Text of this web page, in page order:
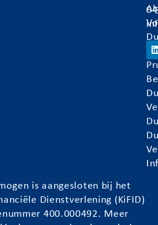
is aangesloten bij het
Dienstverlening (KiFID)
400.000492. Meer